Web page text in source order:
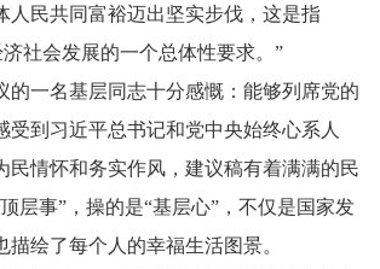
人民共同富裕迈出坚实步伐，这是指
济社会发展的一个总体性要求。”
的一名基层同志十分感慨：能够列席党的
受到习近平总书记和党中央始终心系人
民情怀和务实作风，建议稿有着满满的民
层事”，操的是“基层心”，不仅是国家发
描绘了每个人的幸福生活图景。